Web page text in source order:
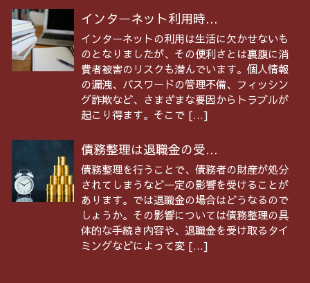
インターネット利用時...
インターネットの利用は生活に欠かせないも
のとなりましたが、その便利さとは裏腹に消
費者被害のリスクも潜んでいます。個人情報
の漏洩、パスワードの管理不備、フィッシン
グ詐欺など、さまざまな要因からトラブルが
起こり得ます。そこで […]
債務整理は退職金の受...
債務整理を行うことで、債務者の財産が処分
されてしまうなど一定の影響を受けることが
あります。では退職金の場合はどうなるので
しょうか。その影響については債務整理の具
体的な手続き内容や、退職金を受け取るタイ
ミングなどによって変 […]